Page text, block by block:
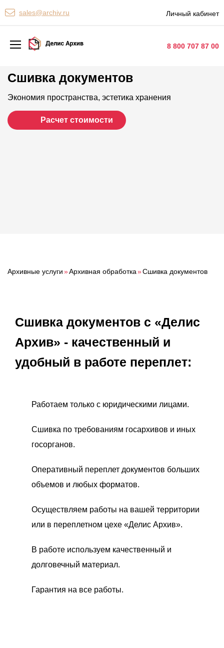
sales@archiv.ru Личный кабинет
8 800 707 87 00
Персональные сервисы
Архивная обработка
Хранение документов
Уничтожение документов
Сшивка документов
Экономия пространства, эстетика хранения
Расчет стоимости
Архивные услуги»Архивная обработка»Сшивка документов
Сшивка документов с «Делис
Архив» - качественный и
удобный в работе переплет:
Работаем только с юридическими лицами.
Сшивка по требованиям госархивов и иных
госорганов.
Оперативный переплет документов больших
объемов и любых форматов.
Осуществляем работы на вашей территории
или в переплетном цехе «Делис Архив».
В работе используем качественный и
долговечный материал.
Гарантия на все работы.